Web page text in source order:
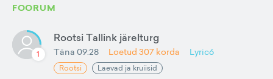
FOORUM
1
Rootsi Tallink järelturg
Täna 09:28 Loetud 307 korda Lyric6
Rootsi Laevad ja kruiisid